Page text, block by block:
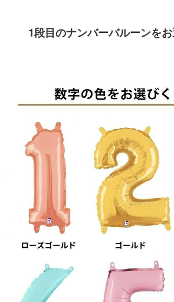
1段目のナンバーバルーンを